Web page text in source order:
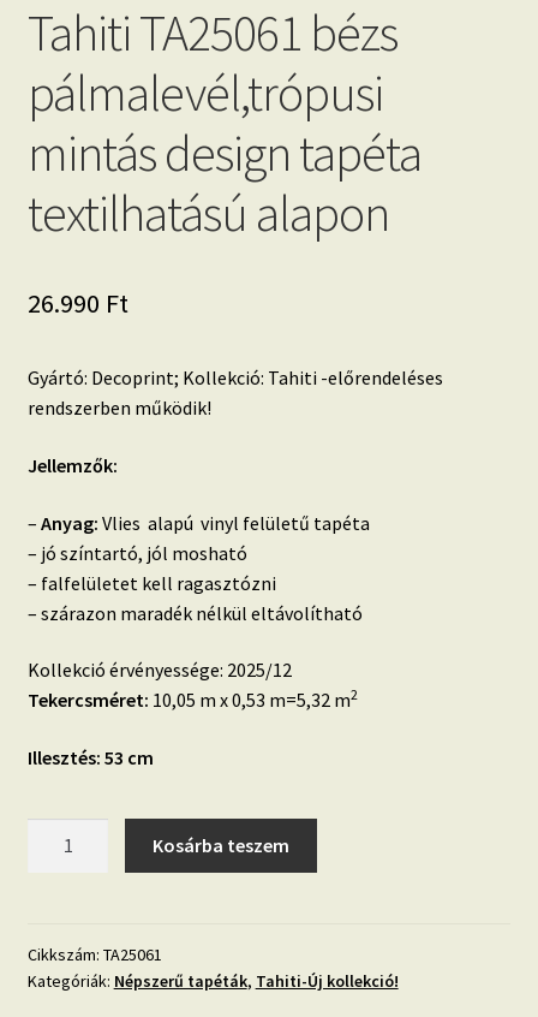
Tahiti TA25061 bézs
pálmalevél,trópusi
mintás design tapéta
textilhatású alapon
26.990 Ft
Gyártó: Decoprint; Kollekció: Tahiti -előrendeléses
rendszerben működik!
Jellemzők:
– Anyag: Vlies alapú vinyl felületű tapéta
– jó színtartó, jól mosható
– falfelületet kell ragasztózni
– szárazon maradék nélkül eltávolítható
Kollekció érvényessége: 2025/12
Tekercsméret: 10,05 m x 0,53 m=5,32 m2
Illesztés: 53 cm
mintás
design
Kosárba teszem
Cikkszám: TA25061
Kategóriák: Népszerű tapéták, Tahiti-Új kollekció!